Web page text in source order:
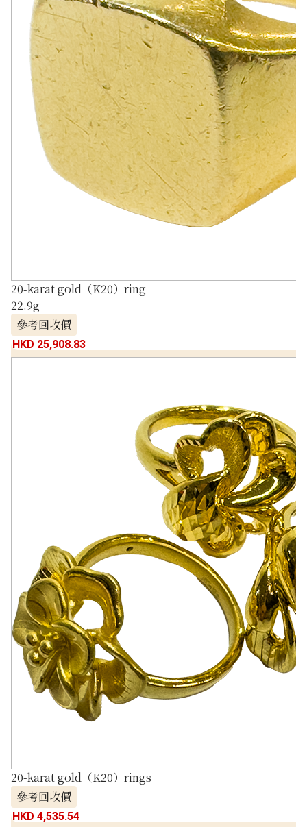
20-karat gold（K20）ring
22.9g
參考回收價
HKD 25,908.83
20-karat gold（K20）rings
參考回收價
HKD 4,535.54